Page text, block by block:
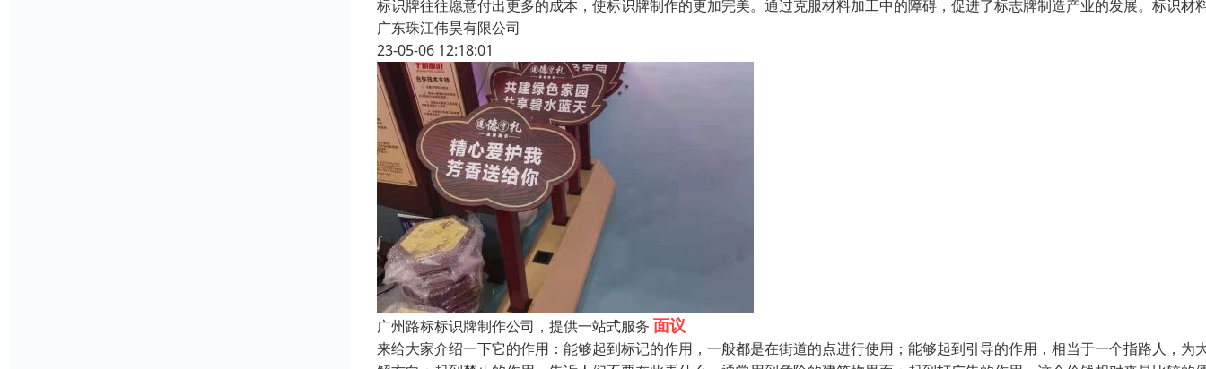
标识牌往往愿意付出更多的成本，使标识牌制作的更加完美。通过克服材料加工中的障碍，促进了标志牌制造产业的发展。标识材
广东珠江伟昊有限公司
23-05-06 12:18:01
广州路标标识牌制作公司，提供一站式服务 面议
来给大家介绍一下它的作用：能够起到标记的作用，一般都是在街道的点进行使用；能够起到引导的作用，相当于一个指路人，为